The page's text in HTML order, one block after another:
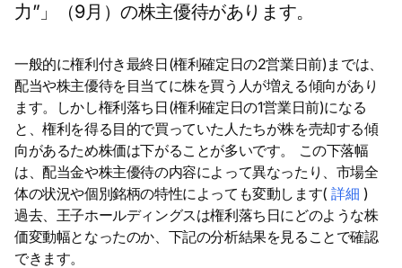
力”」（9月）の株主優待があります。
一般的に権利付き最終日(権利確定日の2営業日前)までは、
配当や株主優待を目当てに株を買う人が増える傾向があり
ます。しかし権利落ち日(権利確定日の1営業日前)になる
と、権利を得る目的で買っていた人たちが株を売却する傾
向があるため株価は下がることが多いです。 この下落幅
は、配当金や株主優待の内容によって異なったり、市場全
体の状況や個別銘柄の特性によっても変動します(詳細 )
過去、王子ホールディングスは権利落ち日にどのような株
価変動幅となったのか、下記の分析結果を見ることで確認
できます。